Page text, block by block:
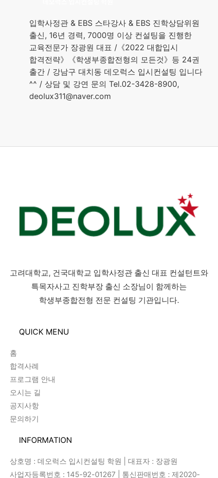
입학사정관 & EBS 스타강사 & EBS 진학상담위원
출신, 16년 경력, 7000명 이상 컨설팅을 진행한
교육전문가 장광원 대표 /《2022 대합입시
합격전략》《학생부종합전형의 모든것》등 24권
출간 / 강남구 대치동 데오럭스 입시컨설팅 입니다
^^ / 상담 및 강연 문의 Tel.02-3428-8900,
deolux311@naver.com
고려대학교, 건국대학교 입학사정관 출신 대표 컨설턴트와
특목자사고 진학부장 출신 소장님이 함께하는
학생부종합전형 전문 컨설팅 기관입니다.
QUICK MENU
홈
합격사례
프로그램 안내
오시는 길
공지사항
문의하기
INFORMATION
상호명 : 데오럭스 입시컨설팅 학원 | 대표자 : 장광원
사업자등록번호 : 145-92-01267 | 통신판매번호 : 제2020-